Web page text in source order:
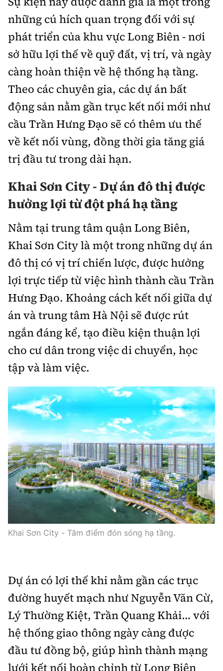
Tổng biên tập:Nguyễn Thị Hồng Nga
Phó Tổng biên tập:Nguyễn Sơn Tùng,
Nguyễn Đức Thắng, La Đức Hùng
Hotline:
0901 514 799
Quảng cáo và Phát hành:
0915 057 282
Email:bandoc@baoxaydung.vn
Cấm sao chép dưới mọi hình thức nếu không có sự
chấp thuận bằng văn bản.
Thông tin tòa
soạn
những cú hích quan trọng đối với sự
phát triển của khu vực Long Biên - nơi
sở hữu lợi thế về quỹ đất, vị trí, và ngày
càng hoàn thiện về hệ thống hạ tầng.
Theo các chuyên gia, các dự án bất
động sản nằm gần trục kết nối mới như
cầu Trần Hưng Đạo sẽ có thêm ưu thế
về kết nối vùng, đồng thời gia tăng giá
trị đầu tư trong dài hạn.
Khai Sơn City - Dự án đô thị được
hưởng lợi từ đột phá hạ tầng
Nằm tại trung tâm quận Long Biên,
Khai Sơn City là một trong những dự án
đô thị có vị trí chiến lược, được hưởng
lợi trực tiếp từ việc hình thành cầu Trần
Hưng Đạo. Khoảng cách kết nối giữa dự
án và trung tâm Hà Nội sẽ được rút
ngắn đáng kể, tạo điều kiện thuận lợi
cho cư dân trong việc di chuyển, học
tập và làm việc.
Khai Sơn City - Tâm điểm đón sóng hạ tầng.
Dự án có lợi thế khi nằm gần các trục
đường huyết mạch như Nguyễn Văn Cừ,
Lý Thường Kiệt, Trần Quang Khải… với
hệ thống giao thông ngày càng được
đầu tư đồng bộ, giúp hình thành mạng
lưới kết nối hoàn chỉnh từ Long Biên